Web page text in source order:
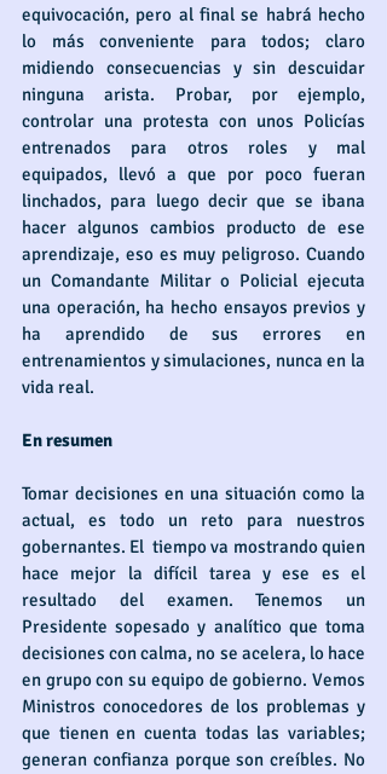
equivocación, pero al final se habrá hecho
lo más conveniente para todos; claro
midiendo consecuencias y sin descuidar
ninguna arista. Probar, por ejemplo,
controlar una protesta con unos Policías
entrenados para otros roles y mal
equipados, llevó a que por poco fueran
linchados, para luego decir que se ibana
hacer algunos cambios producto de ese
aprendizaje, eso es muy peligroso. Cuando
un Comandante Militar o Policial ejecuta
una operación, ha hecho ensayos previos y
ha aprendido de sus errores en
entrenamientos y simulaciones, nunca en la
vida real.
En resumen
Tomar decisiones en una situación como la
actual, es todo un reto para nuestros
gobernantes. El  tiempo va mostrando quien
hace mejor la difícil tarea y ese es el
resultado del examen. Tenemos un
Presidente sopesado y analítico que toma
decisiones con calma, no se acelera, lo hace
en grupo con su equipo de gobierno. Vemos
Ministros conocedores de los problemas y
que tienen en cuenta todas las variables;
generan confianza porque son creíbles. No